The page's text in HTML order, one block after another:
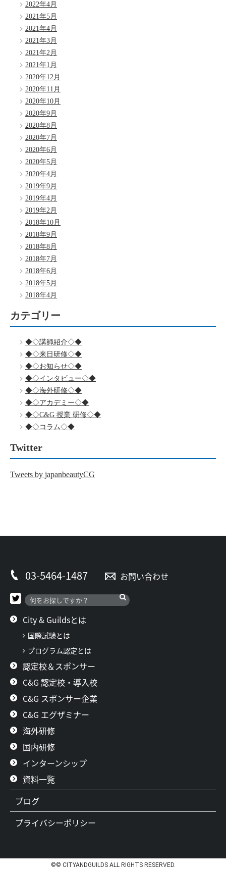
2022年4月
2021年5月
2021年4月
2021年3月
2021年2月
2021年1月
2020年12月
2020年11月
2020年10月
2020年9月
2020年8月
2020年7月
2020年6月
2020年5月
2020年4月
2019年9月
2019年4月
2019年2月
2018年10月
2018年9月
2018年8月
2018年7月
2018年6月
2018年5月
2018年4月
カテゴリー
◆◇講師紹介◇◆
◆◇来日研修◇◆
◆◇お知らせ◇◆
◆◇インタビュー◇◆
◆◇海外研修◇◆
◆◇アカデミー◇◆
◆◇C&G 授業 研修◇◆
◆◇コラム◇◆
Twitter
Tweets by japanbeautyCG
03-5464-1487 お問い合わせ
City & Guildsとは
国際試験とは
プログラム認定とは
認定校＆スポンサー
C&G 認定校・導入校
C&G スポンサー企業
C&G エグザミナー
海外研修
国内研修
インターンシップ
資料一覧
ブログ
プライバシーポリシー
©© CITYANDGUILDS ALL RIGHTS RESERVED.